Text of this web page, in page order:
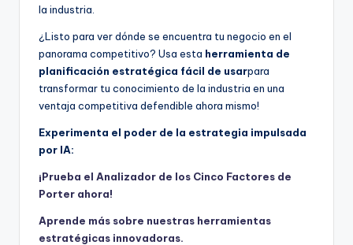
la industria.
¿Listo para ver dónde se encuentra tu negocio en el
panorama competitivo? Usa esta herramienta de
planificación estratégica fácil de usarpara
transformar tu conocimiento de la industria en una
ventaja competitiva defendible ahora mismo!
Experimenta el poder de la estrategia impulsada
por IA:
¡Prueba el Analizador de los Cinco Factores de
Porter ahora!
Aprende más sobre nuestras herramientas
estratégicas innovadoras.